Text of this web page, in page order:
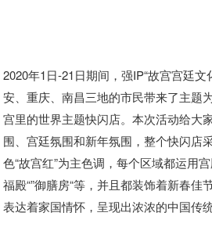
2020年1日-21日期间，强IP“故宫宫廷
安、重庆、南昌三地的市民带来了主题
宫里的世界主题快闪店。本次活动给大
围、宫廷氛围和新年氛围，整个快闪店
色“故宫红”为主色调，每个区域都运用
福殿“”御膳房“等，并且都装饰着新春佳
表达着家国情怀，呈现出浓浓的中国传